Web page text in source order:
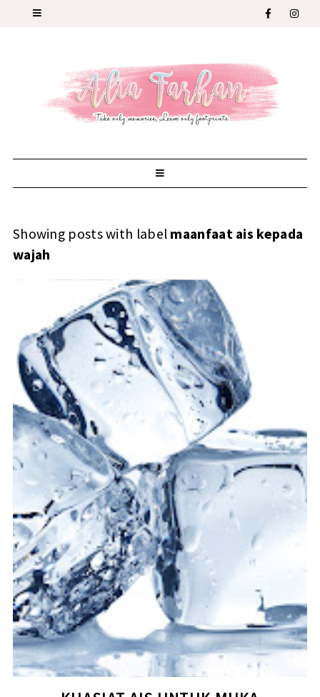
Showing posts with label maanfaat ais kepada
wajah